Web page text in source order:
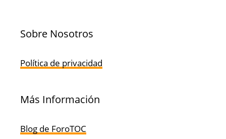
Sobre Nosotros
Política de privacidad
Más Información
Blog de ForoTOC